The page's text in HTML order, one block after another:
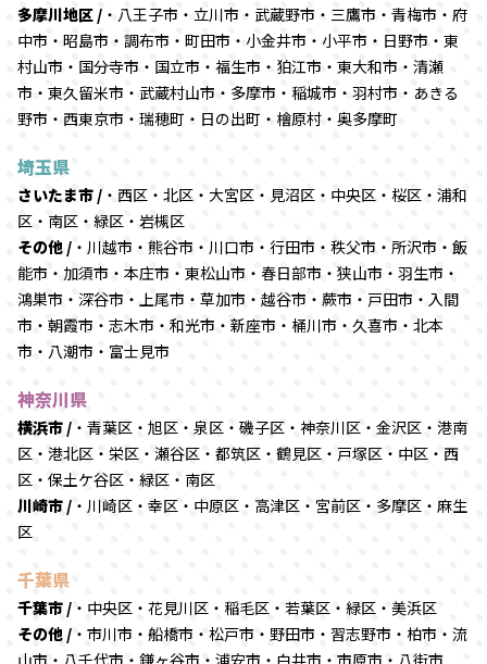
多摩川地区 / ・八王子市・立川市・武蔵野市・三鷹市・青梅市・府
中市・昭島市・調布市・町田市・小金井市・小平市・日野市・東
村山市・国分寺市・国立市・福生市・狛江市・東大和市・清瀬
市・東久留米市・武蔵村山市・多摩市・稲城市・羽村市・あきる
野市・西東京市・瑞穂町・日の出町・檜原村・奥多摩町
埼玉県
さいたま市 / ・西区・北区・大宮区・見沼区・中央区・桜区・浦和
区・南区・緑区・岩槻区
その他 / ・川越市・熊谷市・川口市・行田市・秩父市・所沢市・飯
能市・加須市・本庄市・東松山市・春日部市・狭山市・羽生市・
鴻巣市・深谷市・上尾市・草加市・越谷市・蕨市・戸田市・入間
市・朝霞市・志木市・和光市・新座市・桶川市・久喜市・北本
市・八潮市・富士見市
神奈川県
横浜市 / ・青葉区・旭区・泉区・磯子区・神奈川区・金沢区・港南
区・港北区・栄区・瀬谷区・都筑区・鶴見区・戸塚区・中区・西
区・保土ケ谷区・緑区・南区
川崎市 / ・川崎区・幸区・中原区・高津区・宮前区・多摩区・麻生
区
千葉県
千葉市 / ・中央区・花見川区・稲毛区・若葉区・緑区・美浜区
その他 / ・市川市・船橋市・松戸市・野田市・習志野市・柏市・流
山市・八千代市・鎌ヶ谷市・浦安市・白井市・市原市・八街市